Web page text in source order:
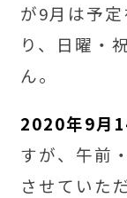
が9月は予
り、日曜・
ん。
2020年9月
すが、午前
させていた